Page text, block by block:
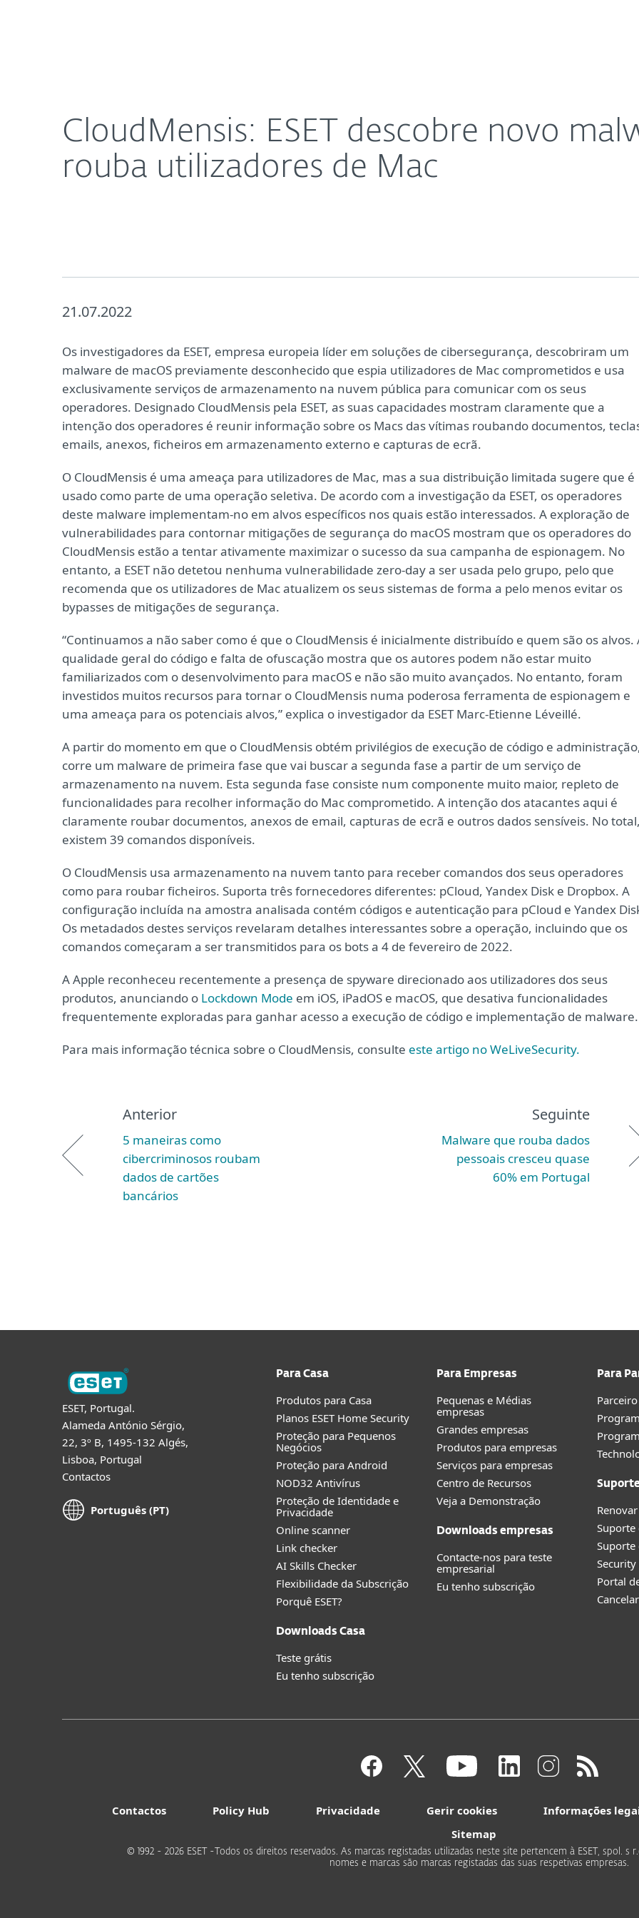
CloudMensis: ESET descobre novo
rouba utilizadores de Mac
21.07.2022
Os investigadores da ESET, empresa europeia líder em soluções de cibersegurança, descobriram um
malware de macOS previamente desconhecido que espia utilizadores de Mac comprometidos e usa
exclusivamente serviços de armazenamento na nuvem pública para comunicar com os seus
operadores. Designado CloudMensis pela ESET, as suas capacidades mostram claramente que a
intenção dos operadores é reunir informação sobre os Macs das vítimas roubando documentos,
emails, anexos, ficheiros em armazenamento externo e capturas de ecrã.
O CloudMensis é uma ameaça para utilizadores de Mac, mas a sua distribuição limitada sugere que é
usado como parte de uma operação seletiva. De acordo com a investigação da ESET, os operadores
deste malware implementam-no em alvos específicos nos quais estão interessados. A exploração de
vulnerabilidades para contornar mitigações de segurança do macOS mostram que os operadores do
CloudMensis estão a tentar ativamente maximizar o sucesso da sua campanha de espionagem. No
entanto, a ESET não detetou nenhuma vulnerabilidade zero-day a ser usada pelo grupo, pelo que
recomenda que os utilizadores de Mac atualizem os seus sistemas de forma a pelo menos evitar os
bypasses de mitigações de segurança.
“Continuamos a não saber como é que o CloudMensis é inicialmente distribuído e quem são os alvos.
qualidade geral do código e falta de ofuscação mostra que os autores podem não estar muito
familiarizados com o desenvolvimento para macOS e não são muito avançados. No entanto, foram
investidos muitos recursos para tornar o CloudMensis numa poderosa ferramenta de espionagem e
uma ameaça para os potenciais alvos,” explica o investigador da ESET Marc-Etienne Léveillé.
A partir do momento em que o CloudMensis obtém privilégios de execução de código e
corre um malware de primeira fase que vai buscar a segunda fase a partir de um serviço de
armazenamento na nuvem. Esta segunda fase consiste num componente muito maior, repleto de
funcionalidades para recolher informação do Mac comprometido. A intenção dos atacantes aqui é
claramente roubar documentos, anexos de email, capturas de ecrã e outros dados sensíveis. No total,
existem 39 comandos disponíveis.
O CloudMensis usa armazenamento na nuvem tanto para receber comandos dos seus operadores
como para roubar ficheiros. Suporta três fornecedores diferentes: pCloud, Yandex Disk e Dropbox. A
configuração incluída na amostra analisada contém códigos e autenticação para pCloud e Yandex
Os metadados destes serviços revelaram detalhes interessantes sobre a operação, incluindo que os
comandos começaram a ser transmitidos para os bots a 4 de fevereiro de 2022.
A Apple reconheceu recentemente a presença de spyware direcionado aos utilizadores dos seus
produtos, anunciando o Lockdown Mode em iOS, iPadOS e macOS, que desativa funcionalidades
frequentemente exploradas para ganhar acesso a execução de código e implementação de malware.
Para mais informação técnica sobre o CloudMensis, consulte este artigo no WeLiveSecurity.
Anterior
5 maneiras como
cibercriminosos roubam
dados de cartões
bancários
Seguinte
Malware que rouba dados
pessoais cresceu quase
60% em Portugal
ESET, Portugal.
Alameda António Sérgio,
22, 3º B, 1495-132 Algés,
Lisboa, Portugal
Contactos
Português (PT)
Para Casa
Produtos para Casa
Planos ESET Home Security
Proteção para Pequenos
Negócios
Proteção para Android
NOD32 Antivírus
Proteção de Identidade e
Privacidade
Online scanner
Link checker
AI Skills Checker
Flexibilidade da Subscrição
Porquê ESET?
Downloads Casa
Teste grátis
Eu tenho subscrição
Para Empresas
Pequenas e Médias
empresas
Grandes empresas
Produtos para empresas
Serviços para empresas
Centro de Recursos
Veja a Demonstração
Downloads empresas
Contacte-nos para teste
empresarial
Eu tenho subscrição
Para
Parceiro
Renovar
Suporte
Suporte
Portal
Contactos Policy Hub Privacidade Gerir cookies Informações
Sitemap
© 1992 - 2026 ESET -Todos os direitos reservados. As marcas registadas utilizadas neste site pertencem à ESET, spol. s
nomes e marcas são marcas registadas das suas respetivas empresas.